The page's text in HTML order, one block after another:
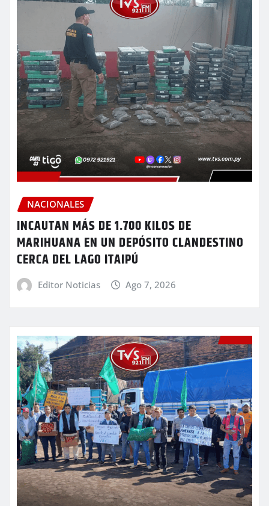
NACIONALES
INCAUTAN MÁS DE 1.700 KILOS DE
MARIHUANA EN UN DEPÓSITO CLANDESTINO
CERCA DEL LAGO ITAIPÚ
Editor Noticias Ago 7, 2026